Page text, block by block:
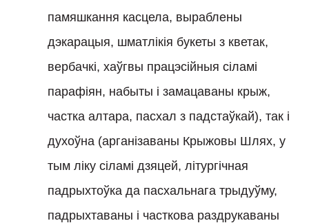
памяшкання касцела, выраблены
дэкарацыя, шматлікія букеты з кветак,
вербачкі, хаўгвы працэсійныя сіламі
парафіян, набыты і замацаваны крыж,
частка алтара, пасхал з падстаўкай), так і
духоўна (арганізаваны Крыжовы Шлях, у
тым ліку сіламі дзяцей, літургічная
падрыхтоўка да пасхальнага трыдуўму,
падрыхтаваны і часткова раздрукаваны